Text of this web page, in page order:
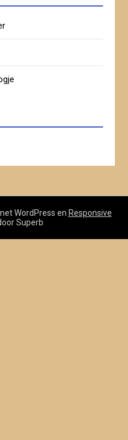
WordPress en Responsive
Superb